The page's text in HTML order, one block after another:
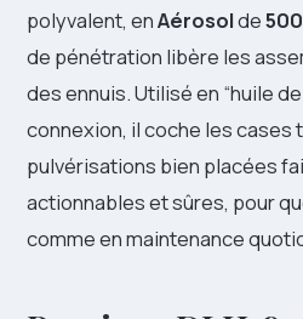
polyvalent, enAérosolde
de pénétration libère les
des ennuis. Utilisé en “huile
connexion, il coche les cases
pulvérisations bien placées
actionnables et sûres, pour
comme en maintenance